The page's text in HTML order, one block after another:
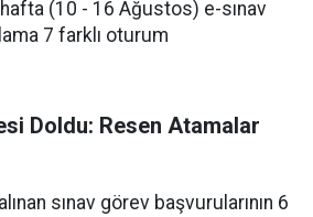
(10 - 16 Ağustos) e-sınav
7 farklı oturum
Doldu: Resen Atamalar
sınav görev başvurularının 6